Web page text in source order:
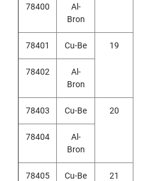
S
S
T
E
E
Y
A
M
W
A
78400
Al-
Bron
78401 Cu-Be 19
78402
Al-
Bron
78403 Cu-Be 20
78404
Al-
Bron
78405 Cu-Be 21